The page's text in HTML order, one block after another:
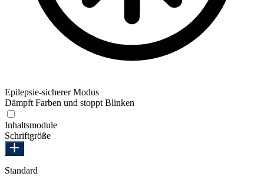
Epilepsie-sicherer Modus
Dämpft Farben und stoppt Blinken
Inhaltsmodule
Schriftgröße
Standard